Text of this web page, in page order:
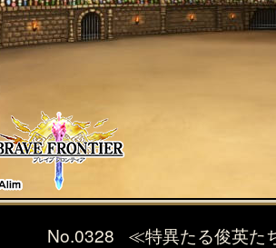
No.0328 ≪特異たる俊英た